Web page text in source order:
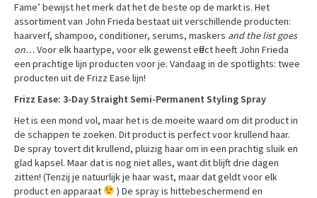
Fame’ bewijst het merk dat het de beste op de markt is. Het
assortiment van John Frieda bestaat uit verschillende producten:
haarverf, shampoo, conditioner, serums, maskers and the list goes
on…Voor elk haartype, voor elk gewenst effect heeft John Frieda
een prachtige lijn producten voor je. Vandaag in de spotlights: twee
producten uit de Frizz Ease lijn!
Frizz Ease: 3-Day Straight Semi-Permanent Styling Spray
Het is een mond vol, maar het is de moeite waard om dit product in
de schappen te zoeken. Dit product is perfect voor krullend haar.
De spray tovert dit krullend, pluizig haar om in een prachtig sluik en
glad kapsel. Maar dat is nog niet alles, want dit blijft drie dagen
zitten! (Tenzij je natuurlijk je haar wast, maar dat geldt voor elk
product en apparaat
) De spray is hittebeschermend en